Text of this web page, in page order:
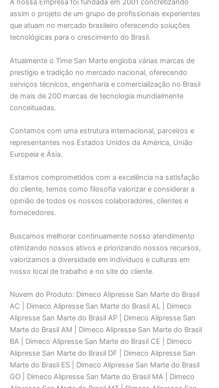
A nossa Empresa foi fundada em 2001 concretizando
assim o projeto de um grupo de profissionais experientes
que atuam no mercado brasileiro oferecendo soluções
tecnológicas para o crescimento do Brasil.
Atualmente o Time San Marte engloba várias marcas de
prestígio e tradição no mercado nacional, oferecendo
serviços técnicos, engenharia e comercialização no Brasil
de mais de 200 marcas de tecnologia mundialmente
conceituadas.
Contamos com uma estrutura internacional, parceiros e
representantes nos Estados Unidos da América, União
Europeia e Ásia.
Estamos comprometidos com a excelência na satisfação
do cliente, temos como filosofia valorizar e considerar a
opinião de todos os nossos colaboradores, clientes e
fornecedores.
Buscamos melhorar continuamente nosso atendimento
otimizando nossos ativos e priorizando nossos recursos,
valorizamos a diversidade em indivíduos e culturas em
nosso local de trabalho e no site do cliente.
Nuvem do Produto: Dimeco Alipresse San Marte do Brasil AC | Dimeco Alipresse San Marte do Brasil AL | Dimeco Alipresse San Marte do Brasil AP | Dimeco Alipresse San Marte do Brasil AM | Dimeco Alipresse San Marte do Brasil BA | Dimeco Alipresse San Marte do Brasil CE | Dimeco Alipresse San Marte do Brasil DF | Dimeco Alipresse San Marte do Brasil ES | Dimeco Alipresse San Marte do Brasil GO | Dimeco Alipresse San Marte do Brasil MA | Dimeco Alipresse San Marte do Brasil MT | Dimeco Alipresse San Marte do Brasil MS | Dimeco Alipresse San Marte do Brasil MG | Dimeco Alipresse San Marte do Brasil PA | Dimeco Alipresse San Marte do Brasil PB | Dimeco Alipresse San Marte do Brasil PR | Dimeco Alipresse San Marte do Brasil PE | Dimeco Alipresse San Marte do Brasil PI | Dimeco Alipresse San Marte do Brasil RJ | Dimeco Alipresse San Marte do Brasil RN | Dimeco Alipresse San Marte do Brasil RS | Dimeco Alipresse San Marte do Brasil RO | Dimeco Alipresse San Marte do Brasil RR | Dimeco Alipresse San Marte do Brasil SC | Dimeco Alipresse San Marte do Brasil SP | Dimeco Alipresse San Marte do Brasil SE | Dimeco Alipresse San Marte do Brasil TO | Dimeco Alipresse Manutenção Serviços Especializados AC | Dimeco Alipresse Manutenção Serviços Especializados AL | Dimeco Alipresse Manutenção Serviços Especializados AP | Dimeco Alipresse Manutenção Serviços Especializados AM | Dimeco Alipresse Manutenção Serviços Especializados BA | Dimeco Alipresse Manutenção Serviços Especializados CE | Dimeco Alipresse Manutenção Serviços Especializados DF | Dimeco Alipresse Manutenção Serviços Especializados ES | Dimeco Alipresse Manutenção Serviços Especializados GO | Dimeco Alipresse Manutenção Serviços Especializados MA | Dimeco Alipresse Manutenção Serviços Especializados MT | Dimeco Alipresse Manutenção Serviços Especializados MS | Dimeco Alipresse Manutenção Serviços Especializados MG | Dimeco Alipresse Manutenção Serviços Especializados PA | Dimeco Alipresse Manutenção Serviços Especializados PB | Dimeco Alipresse Manutenção Serviços Especializados PR | Dimeco Alipresse Manutenção Serviços Especializados PE | Dimeco Alipresse Manutenção Serviços Especializados PI | Dimeco Alipresse Manutenção Serviços Especializados RJ | Dimeco Alipresse Manutenção Serviços Especializados RN | Dimeco Alipresse Manutenção Serviços Especializados RS | Dimeco Alipresse Manutenção Serviços Especializados RO | Dimeco Alipresse Manutenção Serviços Especializados RR | Dimeco Alipresse Manutenção Serviços Especializados SC | Dimeco Alipresse Manutenção Serviços Especializados SP | Dimeco Alipresse Manutenção Serviços Especializados SE | Dimeco Alipresse Manutenção Serviços Especializados TO | Dimeco Alipresse Conserto Serviços Técnicos Especializados AC | Dimeco Alipresse Conserto Serviços Técnicos Especializados AL | Dimeco Alipresse Conserto Serviços Técnicos Especializados AP | Dimeco Alipresse Conserto Serviços Técnicos Especializados AM | Dimeco Alipresse Conserto Serviços Técnicos Especializados BA | Dimeco Alipresse Conserto Serviços Técnicos Especializados CE | Dimeco Alipresse Conserto Serviços Técnicos Especializados DF | Dimeco Alipresse Conserto Serviços Técnicos Especializados ES | Dimeco Alipresse Conserto Serviços Técnicos Especializados GO | Dimeco Alipresse Conserto Serviços Técnicos Especializados MA | Dimeco Alipresse Conserto Serviços Técnicos Especializados MT | Dimeco Alipresse Conserto Serviços Técnicos Especializados MS | Dimeco Alipresse Conserto Serviços Técnicos Especializados MG | Dimeco Alipresse Conserto Serviços Técnicos Especializados PA | Dimeco Alipresse Conserto Serviços Técnicos Especializados PB | Dimeco Alipresse Conserto Serviços Técnicos Especializados PR | Dimeco Alipresse Conserto Serviços Técnicos Especializados PE | Dimeco Alipresse Conserto Serviços Técnicos Especializados PI | Dimeco Alipresse Conserto Serviços Técnicos Especializados RJ | Dimeco Alipresse Conserto Serviços Técnicos Especializados RN | Dimeco Alipresse Conserto Serviços Técnicos Especializados RS | Dimeco Alipresse Conserto Serviços Técnicos Especializados RO | Dimeco Alipresse Conserto Serviços Técnicos Especializados RR | Dimeco Alipresse Conserto Serviços Técnicos Especializados SC | Dimeco Alipresse Conserto Serviços Técnicos Especializados SP | Dimeco Alipresse Conserto Serviços Técnicos Especializados SE | Dimeco Alipresse Conserto Serviços Técnicos Especializados TO | Suporte Técnico San Marte do Brasil AC | Suporte Técnico San Marte do Brasil AL | Suporte Técnico San Marte do Brasil AP | Suporte Técnico San Marte do Brasil AM | Suporte Técnico San Marte do Brasil BA | Suporte Técnico San Marte do Brasil CE | Suporte Técnico San Marte do Brasil DF | Suporte Técnico San Marte do Brasil ES | Suporte Técnico San Marte do Brasil GO | Suporte Técnico San Marte do Brasil MA | Suporte Técnico San Marte do Brasil MT | Suporte Técnico San Marte do Brasil MS | Suporte Técnico San Marte do Brasil MG | Suporte Técnico San Marte do Brasil PA | Suporte Técnico San Marte do Brasil PB | Suporte Técnico San Marte do Brasil PR | Suporte Técnico San Marte do Brasil PE | Suporte Técnico San Marte do Brasil PI | Suporte Técnico San Marte do Brasil RJ | Suporte Técnico San Marte do Brasil RN | Suporte Técnico San Marte do Brasil RS | Suporte Técnico San Marte do Brasil RO | Suporte Técnico San Marte do Brasil RR | Suporte Técnico San Marte do Brasil SC | Suporte Técnico San Marte do Brasil SP | Suporte Técnico San Marte do Brasil SE | Suporte Técnico San Marte do Brasil TO | Engenharia de Aplicaçāo AC | Engenharia de Aplicaçāo AL | Engenharia de Aplicaçāo AP | Engenharia de Aplicaçāo AM | Engenharia de Aplicaçāo BA | Engenharia de Aplicaçāo CE | Engenharia de Aplicaçāo DF | Engenharia de Aplicaçāo ES | Engenharia de Aplicaçāo GO | Engenharia de Aplicaçāo MA | Engenharia de Aplicaçāo MT | Engenharia de Aplicaçāo MS | Engenharia de Aplicaçāo MG | Engenharia de Aplicaçāo PA | Engenharia de Aplicaçāo PB | Engenharia de Aplicaçāo PR | Engenharia de Aplicaçāo PE | Engenharia de Aplicaçāo PI | Engenharia de Aplicaçāo RJ | Engenharia de Aplicaçāo RN | Engenharia de Aplicaçāo RS | Engenharia de Aplicaçāo RO | Engenharia de Aplicaçāo RR | Engenharia de Aplicaçāo SC | Engenharia de Aplicaçāo SP | Engenharia de Aplicaçāo SE | Engenharia de Aplicaçāo TO | San Marte do Brasil Atendimento AC | San Marte do Brasil Atendimento AL | San Marte do Brasil Atendimento AP | San Marte do Brasil Atendimento AM | San Marte do Brasil Atendimento BA | San Marte do Brasil Atendimento CE | San Marte do Brasil Atendimento DF | San Marte do Brasil Atendimento ES | San Marte do Brasil Atendimento GO | San Marte do Brasil Atendimento MA | San Marte do Brasil Atendimento MT | San Marte do Brasil Atendimento MS | San Marte do Brasil Atendimento MG | San Marte do Brasil Atendimento PA | San Marte do Brasil Atendimento PB | San Marte do Brasil Atendimento PR | San Marte do Brasil Atendimento PE | San Marte do Brasil Atendimento PI | San Marte do Brasil Atendimento RJ | San Marte do Brasil Atendimento RN | San Marte do Brasil Atendimento RS | San Marte do Brasil Atendimento RO | San Marte do Brasil Atendimento RR | San Marte do Brasil Atendimento SC | San Marte do Brasil Atendimento SP | San Marte do Brasil Atendimento SE | San Marte do Brasil Atendimento TO | Consultoria e Assessoria San Marte do Brasil AC | Consultoria e Assessoria San Marte do Brasil AL | Consultoria e Assessoria San Marte do Brasil AP | Consultoria e Assessoria San Marte do Brasil AM |Consultoria e Assessoria San Marte do Brasil BA | Consultoria e Assessoria San Marte do Brasil CE | Consultoria e Assessoria San Marte do Brasil DF | Consultoria e Assessoria San Marte do Brasil ES | Consultoria e Assessoria San Marte do Brasil GO | Consultoria e Assessoria San Marte do Brasil MA | Consultoria e Assessoria San Marte do Brasil MT | Consultoria e Assessoria San Marte do Brasil MS | Consultoria e Assessoria San Marte do Brasil MG | Consultoria e Assessoria San Marte do Brasil PA | Consultoria e Assessoria San Marte do Brasil PB | Consultoria e Assessoria San Marte do Brasil PR | Consultoria e Assessoria San Marte do Brasil PE | Consultoria e Assessoria San Marte do Brasil PI | Consultoria e Assessoria San Marte do Brasil RJ | Consultoria e Assessoria San Marte do Brasil RN | Consultoria e Assessoria San Marte do Brasil RS | Consultoria e Assessoria San Marte do Brasil RO | Consultoria e Assessoria San Marte do Brasil RR | Consultoria e Assessoria San Marte do Brasil SC | Consultoria e Assessoria San Marte do Brasil SP | Consultoria e Assessoria San Marte do Brasil SE | Consultoria e Assessoria San Marte do Brasil TO | San Marte do Brasil Laboratório de calibraçāo Brasil AC | San Marte do Brasil Laboratório de calibraçāo Brasil AL | San Marte do Brasil Laboratório de calibraçāo Brasil AP | San Marte do Brasil Laboratório de calibraçāo Brasil AM | San Marte do Brasil Laboratório de calibraçāo Brasil BA | San Marte do Brasil Laboratório de calibraçāo Brasil CE | San Marte do Brasil Laboratório de calibraçāo Brasil DF | San Marte do Brasil Laboratório de calibraçāo Brasil ES | San Marte do Brasil Laboratório de calibraçāo Brasil GO | San Marte do Brasil Laboratório de calibraçāo Brasil MA | San Marte do Brasil Laboratório de calibraçāo Brasil MT | San Marte do Brasil Laboratório de calibraçāo Brasil MS | San Marte do Brasil Laboratório de calibraçāo Brasil MG | San Marte do Brasil Laboratório de calibraçāo Brasil PA | San Marte do Brasil Laboratório de calibraçāo Brasil PB | San Marte do Brasil Laboratório de calibraçāo Brasil PR | San Marte do Brasil Laboratório de calibraçāo Brasil PE | San Marte do Brasil Laboratório de calibraçāo Brasil PI | San Marte do Brasil Laboratório de calibraçāo Brasil RJ | San Marte do Brasil Laboratório de calibraçāo Brasil RN | San Marte do Brasil Laboratório de calibraçāo Brasil RS | San Marte do Brasil Laboratório de calibraçāo Brasil RO | San Marte do Brasil Laboratório de calibraçāo Brasil RR | San Marte